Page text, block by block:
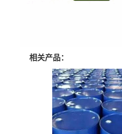
相关产品：